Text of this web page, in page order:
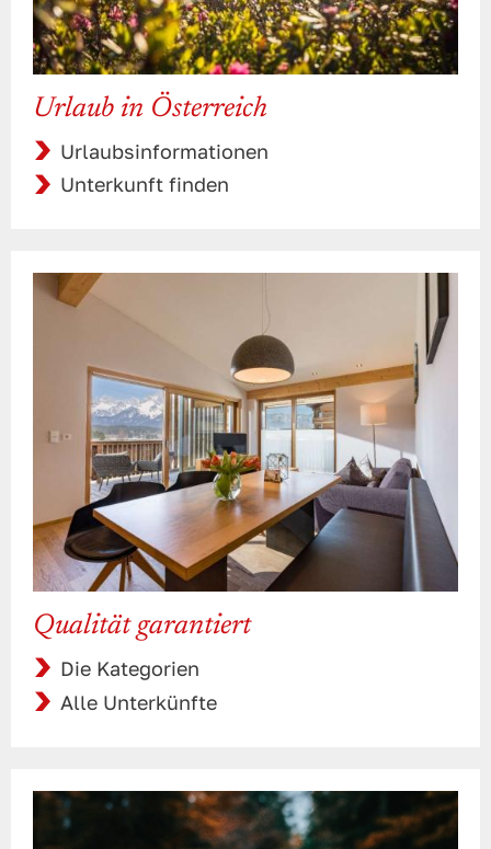
Urlaub in Österreich
Urlaubsinformationen
Unterkunft finden
Qualität garantiert
Die Kategorien
Alle Unterkünfte